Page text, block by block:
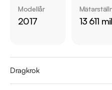
Servicehistorik:
2018-01-15 - 2848 mil
2022-05-30 - 13417 mil
Modellår
2017 13 611 mil
Dragkrok